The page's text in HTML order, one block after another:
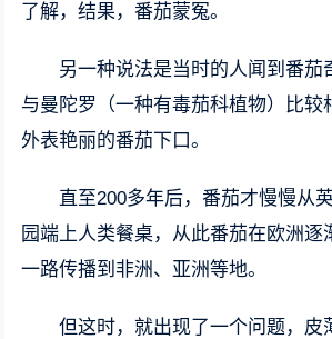
了解，结果，番茄蒙冤。
另一种说法是当时的人闻到番茄
与曼陀罗（一种有毒茄科植物）比较
外表艳丽的番茄下口。
直至200多年后，番茄才慢慢从
园端上人类餐桌，从此番茄在欧洲逐
一路传播到非洲、亚洲等地。
但这时，就出现了一个问题，皮